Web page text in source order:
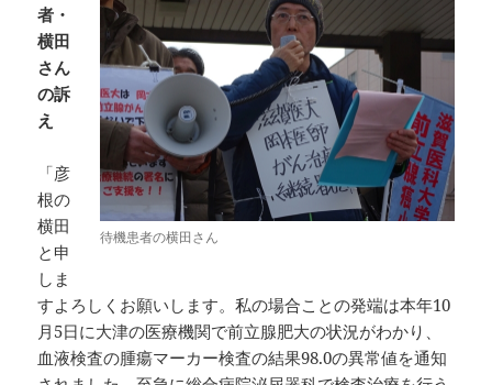
待機患者の横田さん
者・
横田
さん
の訴
え
「彦
根の
横田
と申
しま
すよろしくお願いします。私の場合ことの発端は本年10
月5日に大津の医療機関で前立腺肥大の状況がわかり、
血液検査の腫瘍マーカー検査の結果98.0の異常値を通知